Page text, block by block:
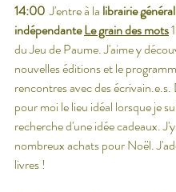
14:00 J'entre à la librairie
indépendanteLe grain des mots
du Jeu de Paume. J'aime y
nouvelles éditions et le
rencontres avec des
pour moi le lieu idéal lorsque je
recherche d'une idée cadeaux.
nombreux achats pour Noël.
livres !